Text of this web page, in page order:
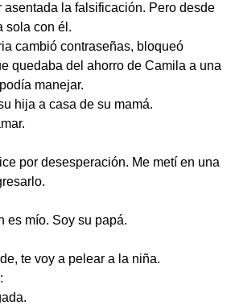
asentada la falsificación. Pero desde
sola con él.
cambió contraseñas, bloqueó
quedaba del ahorro de Camila a una
manejar.
hija a casa de su mamá.
por desesperación. Me metí en una
mío. Soy su papá.
te voy a pelear a la niña.